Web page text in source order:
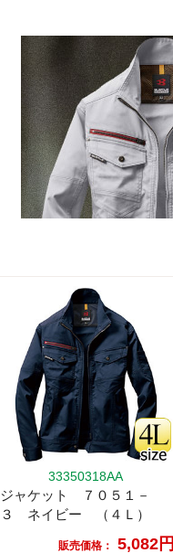
33350318AA
ジャケット ７０５１－
３ ネイビー （４Ｌ）
販売価格： 5,082円